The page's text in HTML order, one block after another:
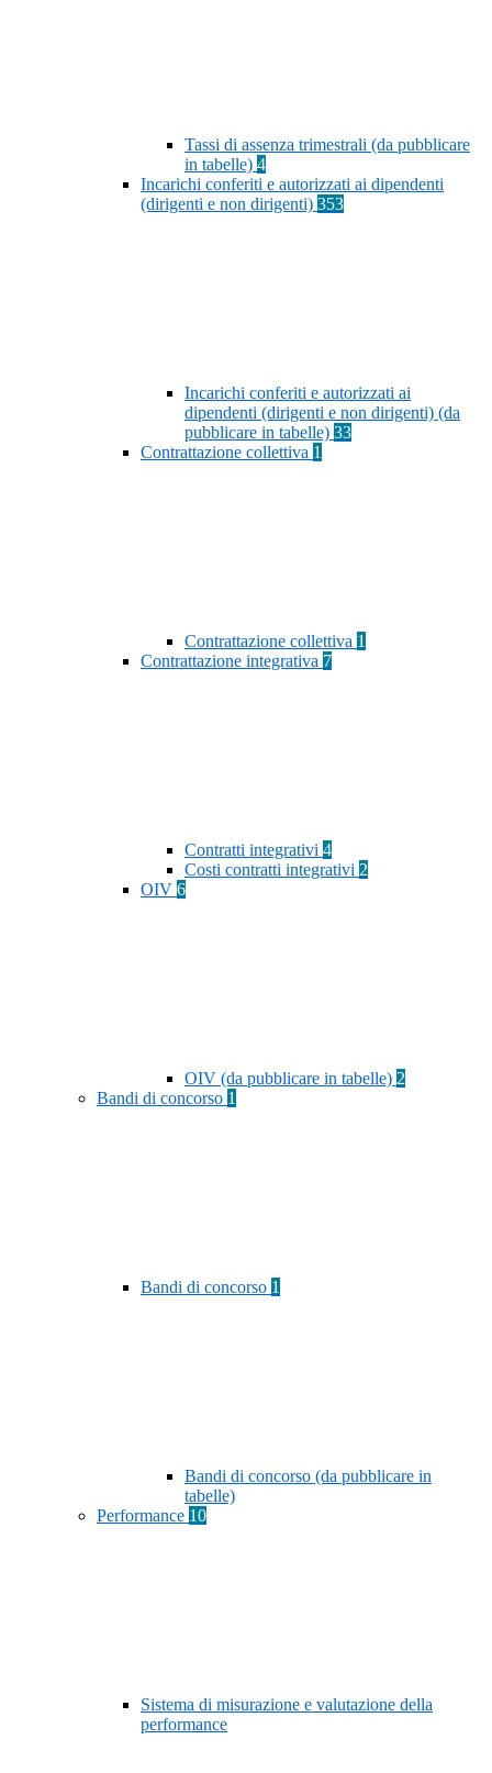
Tassi di assenza trimestrali (da pubblicare
in tabelle) 4
Incarichi conferiti e autorizzati ai dipendenti
(dirigenti e non dirigenti) 353
Incarichi conferiti e autorizzati ai
dipendenti (dirigenti e non dirigenti) (da
pubblicare in tabelle) 33
Contrattazione collettiva 1
Contrattazione collettiva 1
Contrattazione integrativa 7
Contratti integrativi 4
Costi contratti integrativi 2
OIV 6
OIV (da pubblicare in tabelle) 2
Bandi di concorso 1
Bandi di concorso 1
Bandi di concorso (da pubblicare in
tabelle)
Performance 10
Sistema di misurazione e valutazione della
performance